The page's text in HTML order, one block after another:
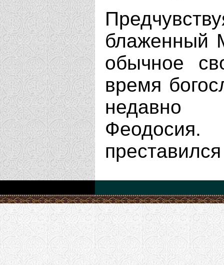
блаженный
обычное
время
недавно